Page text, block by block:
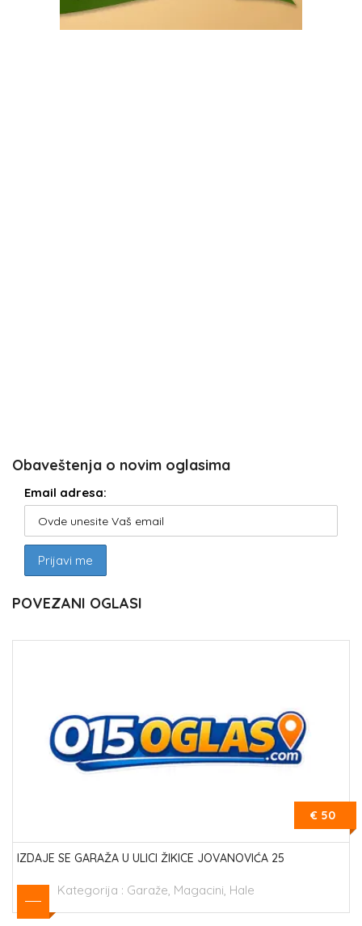
Obaveštenja o novim oglasima
Email adresa:
POVEZANI OGLASI
€ 50
IZDAJE SE GARAŽA U ULICI ŽIKICE JOVANOVIĆA 25
Kategorija : Garaže, Magacini, Hale